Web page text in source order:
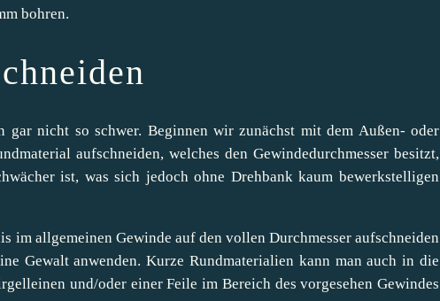
bohren.
gar nicht so schwer. Beginnen wir zunächst mit dem Außen- oder
aufschneiden, welches den Gewindedurchmesser besitzt,
ist, was sich jedoch ohne Drehbank kaum bewerkstelligen
im allgemeinen Gewinde auf den vollen Durchmesser aufschneiden
Gewalt anwenden. Kurze Rundmaterialien kann man auch in die
und/oder einer Feile im Bereich des vorgesehen Gewindes